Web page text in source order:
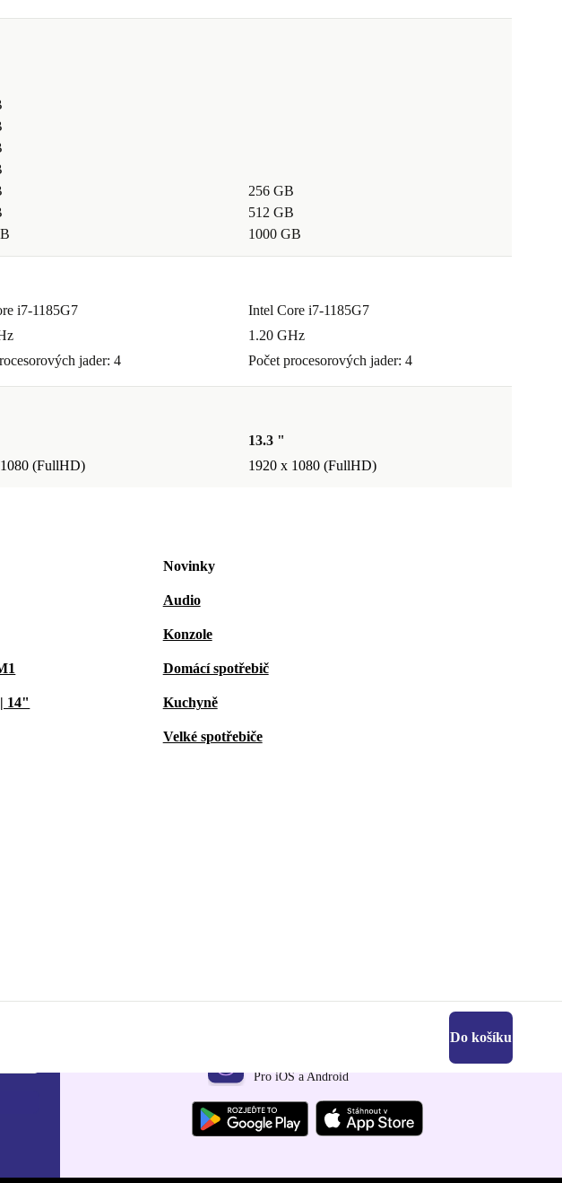
256 GB
512 GB
1000 GB
i7-1185G7
jader: 4
Intel Core i7-1185G7
1.20 GHz
Počet procesorových jader: 4
(FullHD)
13.3 "
1920 x 1080 (FullHD)
14"
Novinky
Audio
Konzole
Domácí spotřebič
Kuchyně
Velké spotřebiče
Do košíku
Pro iOS a Android